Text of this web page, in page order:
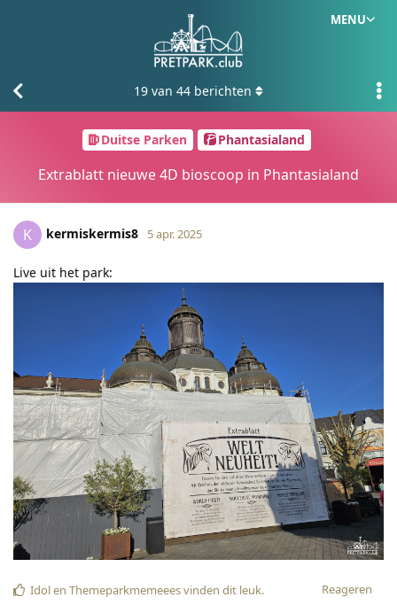
MENU
Duitse Parken Phantasialand
Extrablatt nieuwe 4D bioscoop in Phantasialand
19 van 44 berichten
K kermiskermis8 5 apr. 2025
Live uit het park:
Reageren
Idolen Themeparkmemeeesvinden dit leuk.